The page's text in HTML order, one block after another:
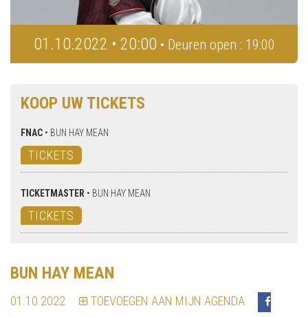
01.10.2022 • 20:00 • Deuren open : 19:00
KOOP UW TICKETS
FNAC • BUN HAY MEAN
TICKETS
TICKETMASTER • BUN HAY MEAN
TICKETS
BUN HAY MEAN
01.10.2022 TOEVOEGEN AAN MIJN AGENDA